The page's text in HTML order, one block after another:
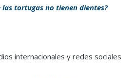
las tortugas no tienen dientes?
internacionales y redes sociales